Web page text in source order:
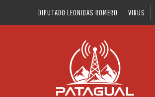
DIPUTADO LEONIDAS ROMERO VIRUS